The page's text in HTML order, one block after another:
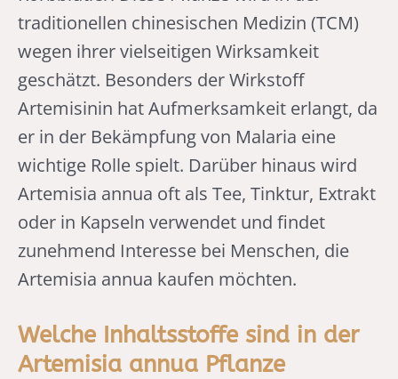
traditionellen chinesischen Medizin (TCM)
wegen ihrer vielseitigen Wirksamkeit
geschätzt. Besonders der Wirkstoff
Artemisinin hat Aufmerksamkeit erlangt, da
er in der Bekämpfung von Malaria eine
wichtige Rolle spielt. Darüber hinaus wird
Artemisia annua oft als Tee, Tinktur, Extrakt
oder in Kapseln verwendet und findet
zunehmend Interesse bei Menschen, die
Artemisia annua kaufen möchten.
Welche Inhaltsstoffe sind in der
Artemisia annua Pflanze